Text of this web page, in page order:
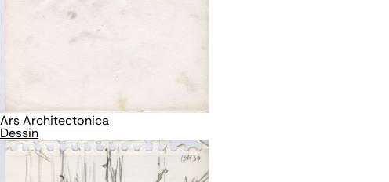
Ars Architectonica
Dessin